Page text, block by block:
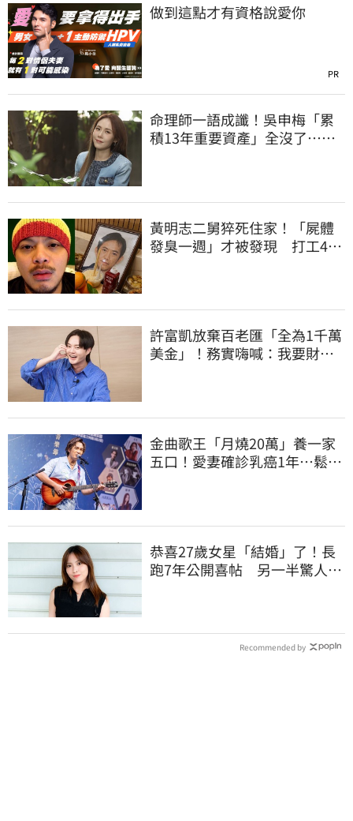
做到這點才有資格說愛你
PR
命理師一語成讖！吳申梅「累
積13年重要資產」全沒了…急
黃明志二舅猝死住家！「屍體
發臭一週」才被發現 打工40
許富凱放棄百老匯「全為1千萬
美金」！務實嗨喊：我要財富
金曲歌王「月燒20萬」養一家
五口！愛妻確診乳癌1年…鬆口
恭喜27歲女星「結婚」了！長
跑7年公開喜帖 另一半驚人身
Recommended by